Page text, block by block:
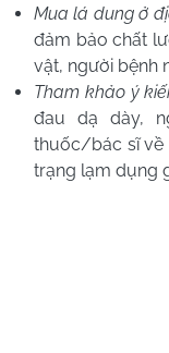
Mua lá dung ở
đảm bảo chất
vật, người bệnh
Tham khảo ý
đau dạ dày,
thuốc/bác sĩ về
trạng lạm dụng